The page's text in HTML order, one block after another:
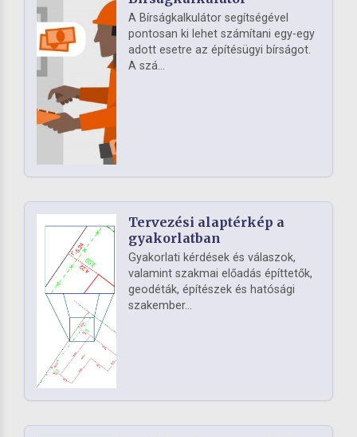
A Bírságkalkulátor segítségével
pontosan ki lehet számítani egy-egy
adott esetre az építésügyi bírságot.
A szá...
Tervezési alaptérkép a
gyakorlatban
Gyakorlati kérdések és válaszok,
valamint szakmai előadás építtetők,
geodéták, építészek és hatósági
szakember...